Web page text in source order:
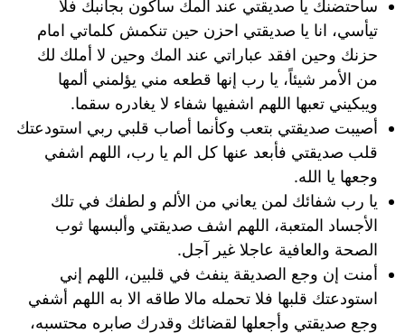
سأحتضنك يا صديقتي عند ألمك سأكون بجانبك فلا
تيأسي، انا يا صديقتي احزن حين تنكمش كلماتي امام
حزنك وحين افقد عباراتي عند المك وحين لا أملك لك
من الأمر شيئاً، يا رب إنها قطعه مني يؤلمني ألمها
ويبكيني تعبها اللهم اشفيها شفاء لا يغادره سقما.
أصيبت صديقتي بتعب وكأنما أصاب قلبي ربي استودعتك
قلب صديقتي فأبعد عنها كل الم يا رب، اللهم اشفي
وجعها يا الله.
يا رب شفائك لمن يعاني من الألم و لطفك في تلك
الأجساد المتعبة، اللهم اشف صديقتي وألبسها ثوب
الصحة والعافية عاجلا غير آجل.
أمنت إن وجع الصديقة ينفث في قلبين، اللهم إني
استودعتك قلبها فلا تحمله مالا طاقه الا به اللهم أشفي
وجع صديقتي وأجعلها لقضائك وقدرك صابره محتسبه،